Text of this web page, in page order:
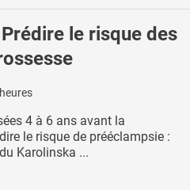
Prédire le risque des
4 à 6 ans avant la
le risque de prééclampsie :
Karolinska ...